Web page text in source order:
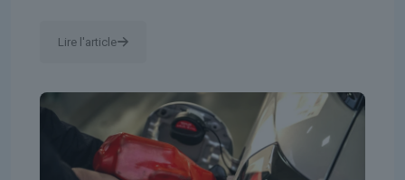
Lire l'article